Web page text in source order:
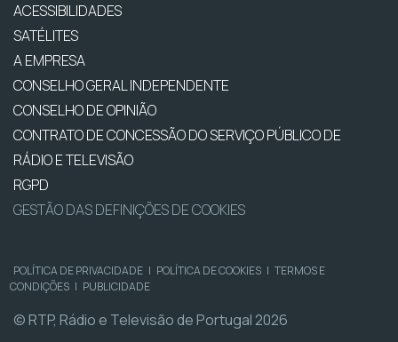
ACESSIBILIDADES
SATÉLITES
A EMPRESA
CONSELHO GERAL INDEPENDENTE
CONSELHO DE OPINIÃO
CONTRATO DE CONCESSÃO DO SERVIÇO PÚBLICO DE
RÁDIO E TELEVISÃO
RGPD
GESTÃO DAS DEFINIÇÕES DE COOKIES
POLÍTICA DE PRIVACIDADE | POLÍTICA DE COOKIES | TERMOS E
CONDIÇÕES | PUBLICIDADE
© RTP, Rádio e Televisão de Portugal 2026